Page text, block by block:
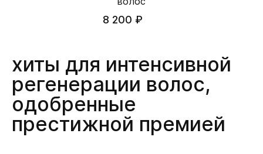
8 200 ₽
хиты для интенсивной
регенерации волос,
одобренные
престижной премией